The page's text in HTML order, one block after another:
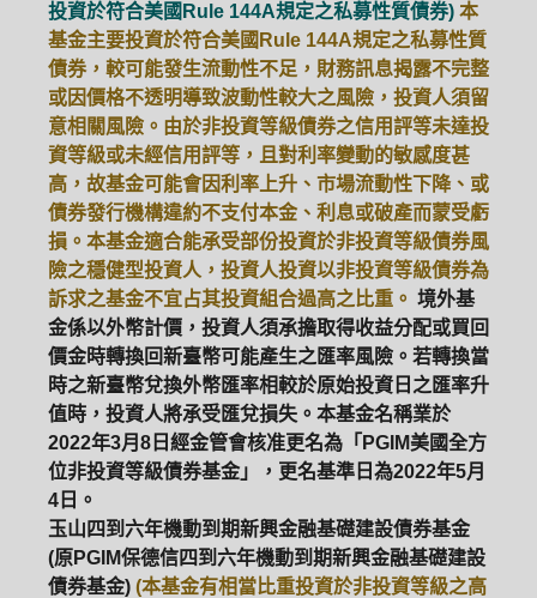
投資於符合美國Rule 144A規定之私募性質債券) 本
基金主要投資於符合美國Rule 144A規定之私募性質
債券，較可能發生流動性不足，財務訊息揭露不完整
或因價格不透明導致波動性較大之風險，投資人須留
意相關風險。由於非投資等級債券之信用評等未達投
資等級或未經信用評等，且對利率變動的敏感度甚
高，故基金可能會因利率上升、市場流動性下降、或
債券發行機構違約不支付本金、利息或破產而蒙受虧
損。本基金適合能承受部份投資於非投資等級債券風
險之穩健型投資人，投資人投資以非投資等級債券為
訴求之基金不宜占其投資組合過高之比重。 境外基
金係以外幣計價，投資人須承擔取得收益分配或買回
價金時轉換回新臺幣可能產生之匯率風險。若轉換當
時之新臺幣兌換外幣匯率相較於原始投資日之匯率升
值時，投資人將承受匯兌損失。本基金名稱業於
2022年3月8日經金管會核准更名為「PGIM美國全方
位非投資等級債券基金」，更名基準日為2022年5月
4日。
玉山四到六年機動到期新興金融基礎建設債券基金
(原PGIM保德信四到六年機動到期新興金融基礎建設
債券基金) (本基金有相當比重投資於非投資等級之高